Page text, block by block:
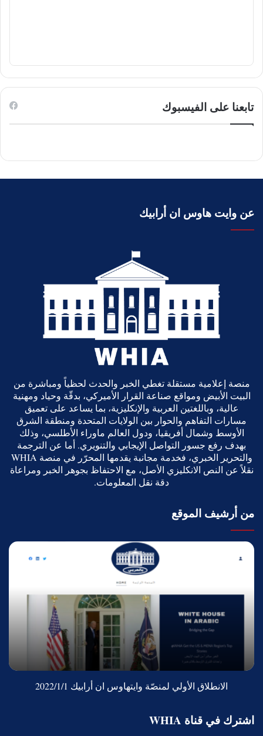
تابعنا على الفيسبوك
عن وايت هاوس ان أرابيك
منصة إعلامية مستقلة تغطي الخبر والحدث لحظياً ومباشرة من
البيت الأبيض ومواقع صناعة القرار الأميركي، بدقّة وحياد ومهنية
عالية، وباللغتين العربية والإنكليزية، بما يساعد على تعميق
مسارات التفاهم والحوار بين الولايات المتحدة ومنطقة الشرق
الأوسط وشمال أفريقيا، ودول العالم ماوراء الأطلسي، وذلك
بهدف رفع جسور التواصل الإيجابي والتنويري. أما عن الترجمة
والتحرير الخبري، فخدمة مجانبة يقدمها المحرّر في منصة WHIA
نقلاً عن النص الانكليزي الأصل، مع الاحتفاظ بجوهر الخبر ومراعاة
دقة نقل المعلومات.
من أرشيف الموقع
الانطلاق الأولي لمنصّة وايتهاوس ان أرابيك 2022/1/1
اشترك في قناة WHIA